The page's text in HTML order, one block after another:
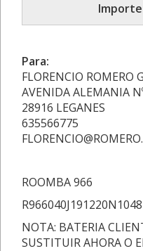
Para:
FLORENCIO ROMERO
AVENIDA ALEMANIA
28916 LEGANES
635566775
ROOMBA 966
NOTA: BATERIA
SUSTITUIR AHORA O